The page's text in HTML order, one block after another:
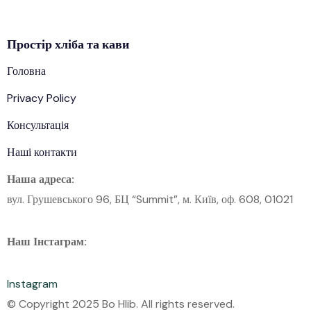
Простірхлібата кави
Головна
Privacy Policy
Консультація
Наші контакти
Наша адреса:
вул. Грушевського 96, БЦ “Summit”, м. Київ, оф. 608, 01021
Наш Інстаграм:
Instagram
© Copyright 2025 Bo Hlib. All rights reserved.